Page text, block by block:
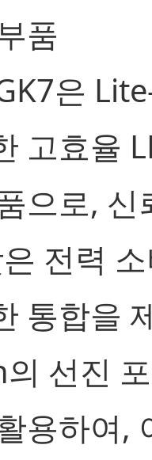
품
은
고효율
으로, 신
전력
통합을
선진
용하여,